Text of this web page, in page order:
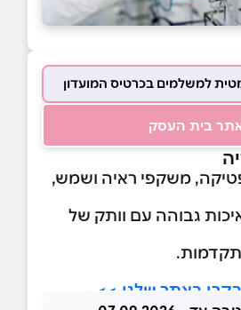
בית העסק
משקפי ראיה ושמש,
גבוהה עם וותק של
באתר שלנו >>